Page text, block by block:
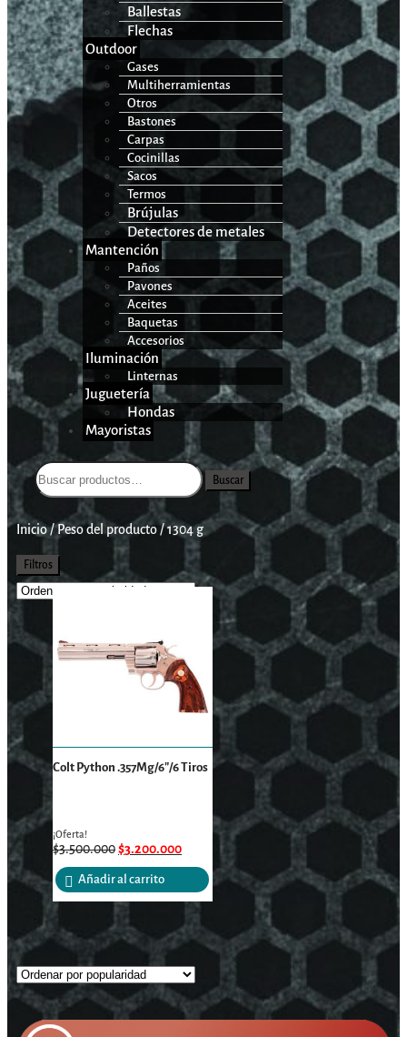
Ballestas
Flechas
Outdoor
Gases
Multiherramientas
Otros
Bastones
Carpas
Cocinillas
Sacos
Termos
Brújulas
Detectores de metales
Mantención
Paños
Pavones
Aceites
Baquetas
Accesorios
Iluminación
Linternas
Juguetería
Hondas
Mayoristas
Buscar
Inicio/Peso del producto/1304 g
Filtros
Colt Python .357Mg/6″/6 Tiros
¡Oferta!
$3.500.000$3.200.000
Añadir al carrito